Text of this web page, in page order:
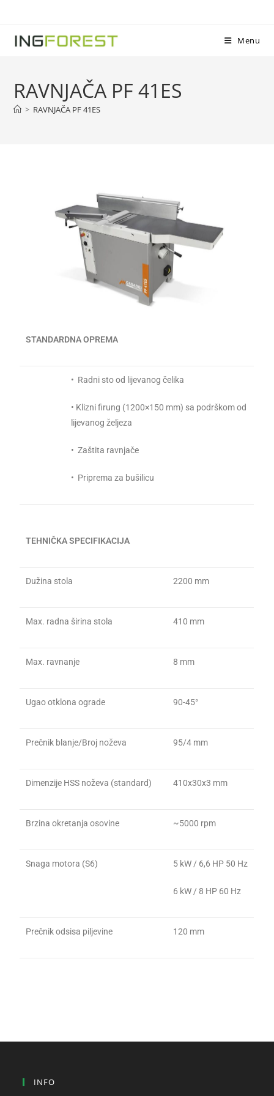
Menu
RAVNJAČA PF 41ES
> RAVNJAČA PF 41ES
STANDARDNA OPREMA
• Radni sto od lijevanog čelika
• Klizni firung (1200×150 mm) sa podrškom od
lijevanog željeza
• Zaštita ravnjače
• Priprema za bušilicu
TEHNIČKA SPECIFIKACIJA
Dužina stola 2200 mm
Max. radna širina stola 410 mm
Max. ravnanje 8 mm
Ugao otklona ograde 90-45°
Prečnik blanje/Broj noževa 95/4 mm
Dimenzije HSS noževa (standard) 410x30x3 mm
Brzina okretanja osovine ~5000 rpm
Snaga motora (S6) 5 kW / 6,6 HP 50 Hz
6 kW / 8 HP 60 Hz
Prečnik odsisa piljevine 120 mm
INFO